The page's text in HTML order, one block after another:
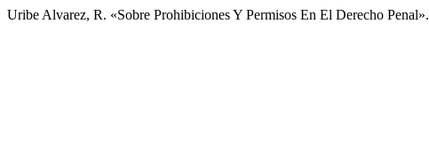
Uribe Alvarez, R. «Sobre Prohibiciones Y Permisos En El Derecho Penal».